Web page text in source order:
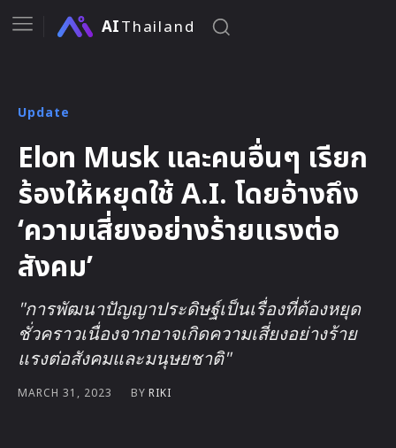
AIThailand
Update
Elon Musk และคนอื่นๆ เรียก
ร้องให้หยุดใช้ A.I. โดยอ้างถึง
‘ความเสี่ยงอย่างร้ายแรงต่อ
สังคม’
"การพัฒนาปัญญาประดิษฐ์เป็นเรื่องที่ต้องหยุด
ชั่วคราวเนื่องจากอาจเกิดความเสี่ยงอย่างร้าย
แรงต่อสังคมและมนุษยชาติ"
MARCH 31, 2023 BY RIKI